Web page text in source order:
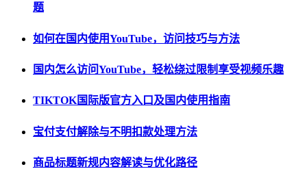
题
如何在国内使用YouTube，访问技巧与方法
国内怎么访问YouTube，轻松绕过限制享受视频乐趣
TIKTOK国际版官方入口及国内使用指南
宝付支付解除与不明扣款处理方法
商品标题新规内容解读与优化路径